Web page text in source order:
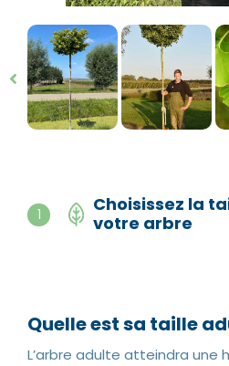
1
Choisissez la
votre arbre
Quelle est sa taille
L’arbre adulte atteindra une